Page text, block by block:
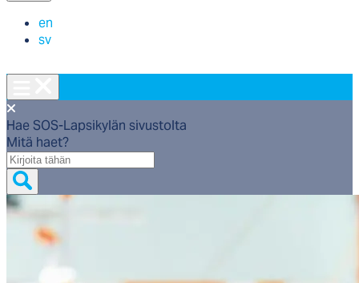
en
sv
Hae SOS-Lapsikylän sivustolta
Mitä haet?
Mitä
haet?